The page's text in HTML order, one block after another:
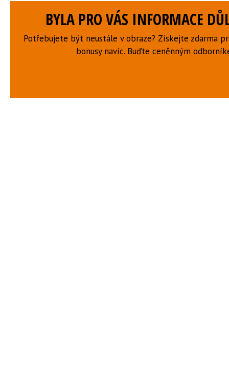
BYLA PRO VÁS INFORMACE
Potřebujete být neustále v obraze? Získejte zdarma
bonusy navíc. Buďte ceněnným